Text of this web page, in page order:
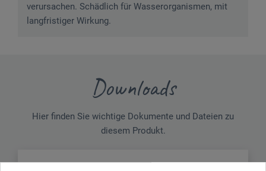
verursachen. Schädlich für Wasserorganismen, mit
langfristiger Wirkung.
Downloads
Hier finden Sie wichtige Dokumente und Dateien zu
diesem Produkt.